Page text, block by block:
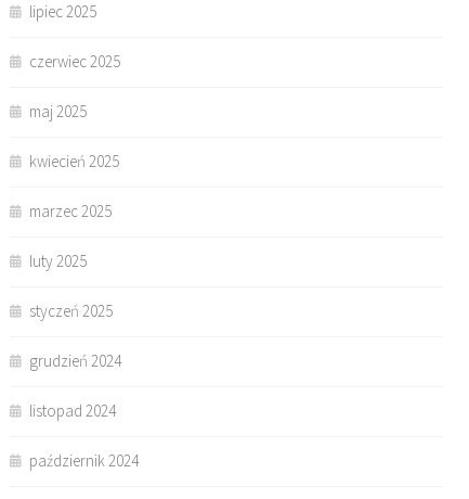
lipiec 2025
czerwiec 2025
maj 2025
kwiecień 2025
marzec 2025
luty 2025
styczeń 2025
grudzień 2024
listopad 2024
październik 2024